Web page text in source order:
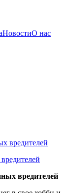
НовостиО нас
вредителей